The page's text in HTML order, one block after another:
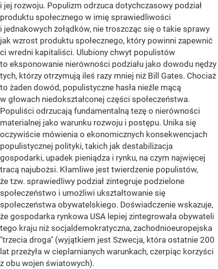
i jej rozwoju. Populizm odrzuca dotychczasowy podział
produktu społecznego w imię sprawiedliwości
i jednakowych żołądków, nie troszcząc się o takie sprawy
jak wzrost produktu społecznego, który powinni zapewnić
ci wredni kapitaliści. Ulubiony chwyt populistów
to eksponowanie nierówności podziału jako dowodu nędzy
tych, którzy otrzymują ileś razy mniej niż Bill Gates. Chociaż
to żaden dowód, populistyczne hasła nieźle mącą
w głowach niedokształconej części społeczeństwa.
Populiści odrzucają fundamentalną tezę o nierówności
materialnej jako warunku rozwoju i postępu. Unika się
oczywiście mówienia o ekonomicznych konsekwencjach
populistycznej polityki, takich jak destabilizacja
gospodarki, upadek pieniądza i rynku, na czym najwięcej
tracą najubożsi. Kłamliwe jest twierdzenie populistów,
że tzw. sprawiedliwy podział zintegruje podzielone
społeczeństwo i umożliwi ukształtowanie się
społeczeństwa obywatelskiego. Doświadczenie wskazuje,
że gospodarka rynkowa USA lepiej zintegrowała obywateli
tego kraju niż socjaldemokratyczna, zachodnioeuropejska
"trzecia droga" (wyjątkiem jest Szwecja, która ostatnie 200
lat przeżyła w cieplarnianych warunkach, czerpiąc korzyści
z obu wojen światowych).